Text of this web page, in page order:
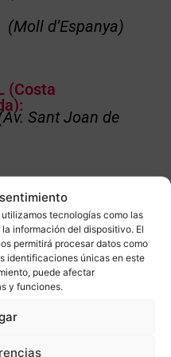
tecnologías como las
información del dispositivo. El
permitirá procesar datos como
identificaciones únicas en este
puede afectar
y funciones.
(Moll d’Espanya)
(Costa
:
Sant Joan de
15)
Santa Engracia)
79)
de Monforte de